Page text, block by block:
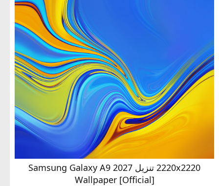
2220x2220 تنزيل Samsung Galaxy A9 2027
Wallpaper [Official]